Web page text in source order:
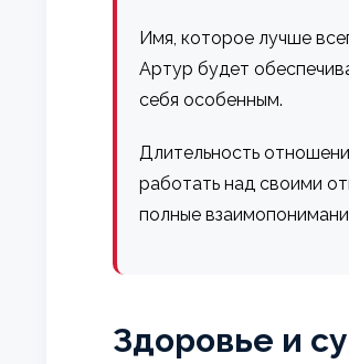
Имя, которое лучше
Артур будет
себя особенным.
Длительность
работать над своими
полные
Здоровье и